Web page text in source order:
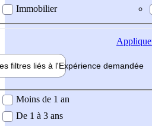
Immobilier
filtres liés à l'Expérience demandée
demandée
Moins de 1 an
De 1 à 3 ans